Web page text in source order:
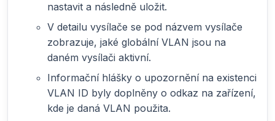
nastavit a následně uložit.
V detailu vysílače se pod názvem vysílače
zobrazuje, jaké globální VLAN jsou na
daném vysílači aktivní.
Informační hlášky o upozornění na existenci
VLAN ID byly doplněny o odkaz na zařízení,
kde je daná VLAN použita.